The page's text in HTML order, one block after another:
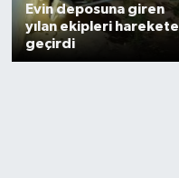
Evin deposuna giren
yılan ekipleri harekete
geçirdi